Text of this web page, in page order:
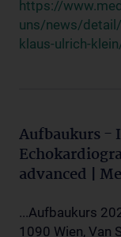
https://
uns/news/
klaus-ulrich-
Aufbaukurs -
advanced |
...Aufbaukurs
1090 Wien, Van